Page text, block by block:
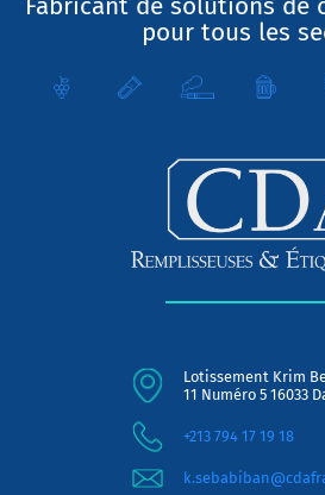
Fabricant de solutions de
pour tous les
Lotissement Krim
11 Numéro 5 16033
+213 794 17 19 18